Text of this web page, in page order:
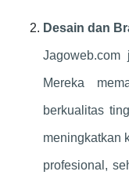
Desain dan
Mereka
berkualitas
meningkatkan
profesional,